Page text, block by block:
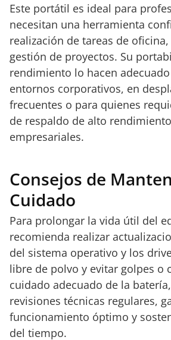
Este portátil es ideal para
necesitan una herramienta
realización de tareas de
gestión de proyectos. Su
rendimiento lo hacen
entornos corporativos, en
frecuentes o para quienes
de respaldo de alto
empresariales.
Consejos de
Cuidado
Para prolongar la vida útil del
recomienda realizar
del sistema operativo y los
libre de polvo y evitar golpes o
cuidado adecuado de la
revisiones técnicas regulares,
funcionamiento óptimo y
del tiempo.